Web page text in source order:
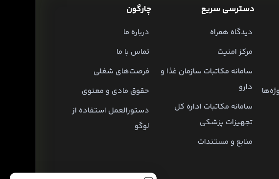
دسترسی سریع
دیدگاه همراه
مرکز امنیت
سامانه مکاتبات سازمان غذا و
دارو
سامانه مکاتبات اداره کل
تجهیزات پزشکی
منابع و مستندات
چارگون
درباره ما
تماس با ما
فرصت‌های شغلی
حقوق مادی و معنوی
دستورالعمل استفاده از
لوگو